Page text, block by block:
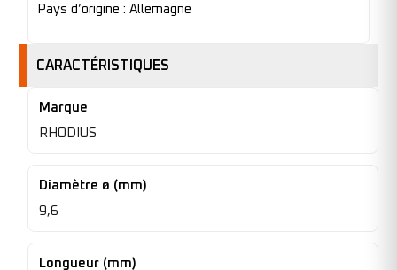
Pays d’origine : Allemagne
CARACTÉRISTIQUES
Marque
RHODIUS
Diamètre ø (mm)
9,6
Longueur (mm)